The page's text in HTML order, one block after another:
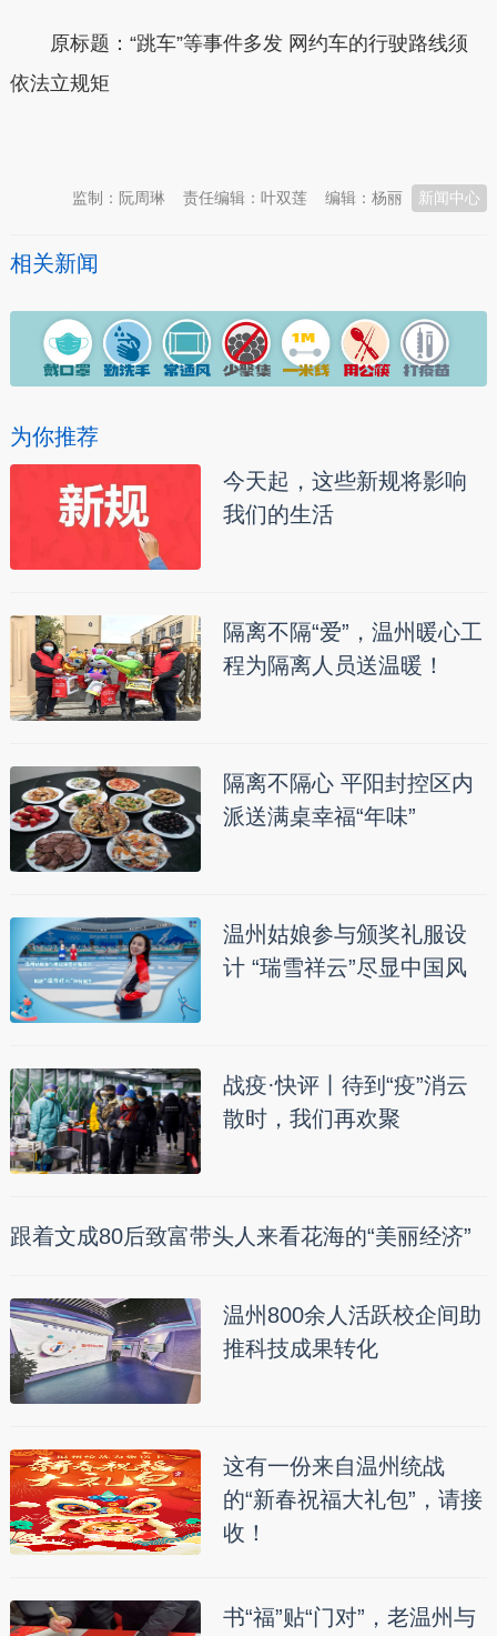
原标题：“跳车”等事件多发 网约车的行驶路线须
依法立规矩
新闻中心
编辑：杨丽
责任编辑：叶双莲
监制：阮周琳
相关新闻
为你推荐
今天起，这些新规将影响
我们的生活
隔离不隔“爱”，温州暖心工
程为隔离人员送温暖！
隔离不隔心 平阳封控区内
派送满桌幸福“年味”
温州姑娘参与颁奖礼服设
计 “瑞雪祥云”尽显中国风
战疫·快评丨待到“疫”消云
散时，我们再欢聚
跟着文成80后致富带头人来看花海的“美丽经济”
温州800余人活跃校企间助
推科技成果转化
这有一份来自温州统战
的“新春祝福大礼包”，请接
收！
书“福”贴“门对”，老温州与